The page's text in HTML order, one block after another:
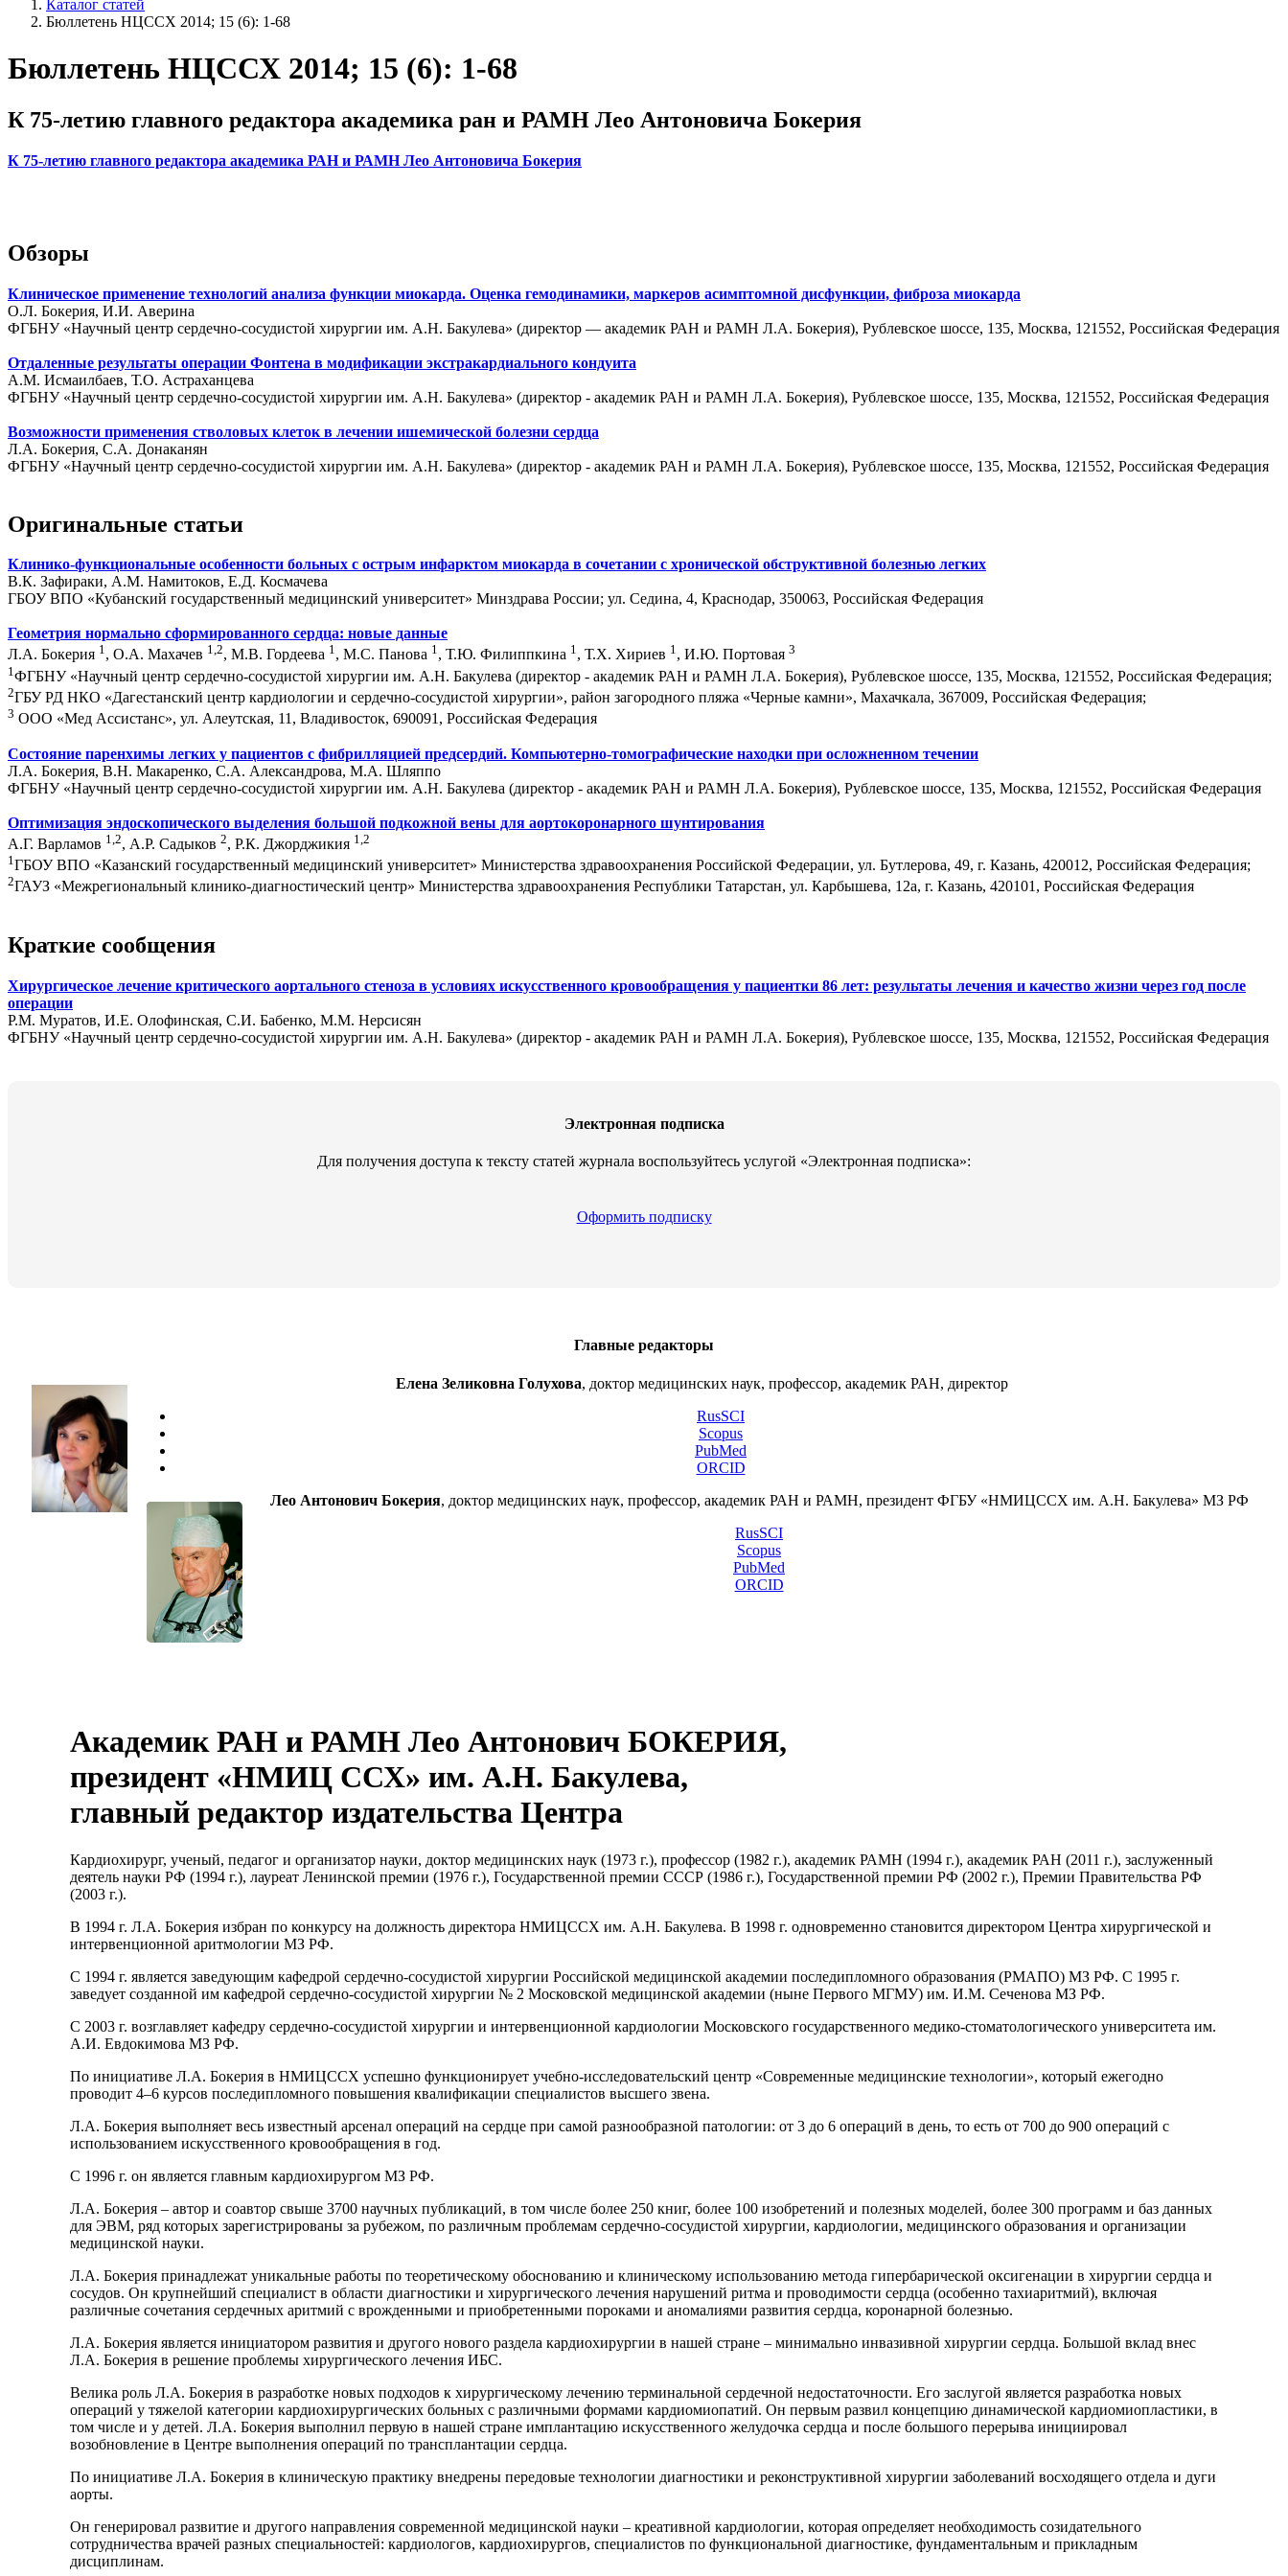
Каталог статей
Бюллетень НЦССХ 2014; 15 (6): 1-68
Бюллетень НЦССХ 2014; 15 (6): 1-68
К 75-летию главного редактора академика ран и РАМН Лео Антоновича Бокерия
К 75-летию главного редактора академика РАН и РАМН Лео Антоновича Бокерия
Обзоры
Клиническое применение технологий анализа функции миокарда. Оценка гемодинамики, маркеров асимптомной дисфункции, фиброза миокарда
О.Л. Бокерия, И.И. Аверина
ФГБНУ «Научный центр сердечно-сосудистой хирургии им. А.Н. Бакулева» (директор — академик РАН и РАМН Л.А. Бокерия), Рублевское шоссе, 135, Москва, 121552, Российская Федерация
Отдаленные результаты операции Фонтена в модификации экстракардиального кондуита
А.М. Исмаилбаев, Т.О. Астраханцева
ФГБНУ «Научный центр сердечно-сосудистой хирургии им. А.Н. Бакулева» (директор - академик РАН и РАМН Л.А. Бокерия), Рублевское шоссе, 135, Москва, 121552, Российская Федерация
Возможности применения стволовых клеток в лечении ишемической болезни сердца
Л.А. Бокерия, С.А. Донаканян
ФГБНУ «Научный центр сердечно-сосудистой хирургии им. А.Н. Бакулева» (директор - академик РАН и РАМН Л.А. Бокерия), Рублевское шоссе, 135, Москва, 121552, Российская Федерация
Оригинальные статьи
Клинико-функциональные особенности больных с острым инфарктом миокарда в сочетании с хронической обструктивной болезнью легких
В.К. Зафираки, А.М. Намитоков, Е.Д. Космачева
ГБОУ ВПО «Кубанский государственный медицинский университет» Минздрава России; ул. Седина, 4, Краснодар, 350063, Российская Федерация
Геометрия нормально сформированного сердца: новые данные
Л.А. Бокерия 1, О.А. Махачев 1,2, М.В. Гордеева 1, М.С. Панова 1, Т.Ю. Филиппкина 1, Т.Х. Хириев 1, И.Ю. Портовая 3
1 ФГБНУ «Научный центр сердечно-сосудистой хирургии им. А.Н. Бакулева (директор - академик РАН и РАМН Л.А. Бокерия), Рублевское шоссе, 135, Москва, 121552, Российская Федерация;
2ГБУ РД НКО «Дагестанский центр кардиологии и сердечно-сосудистой хирургии», район загородного пляжа «Черные камни», Махачкала, 367009, Российская Федерация;
3 ООО «Мед Ассистанс», ул. Алеутская, 11, Владивосток, 690091, Российская Федерация
Состояние паренхимы легких у пациентов с фибрилляцией предсердий. Компьютерно-томографические находки при осложненном течении
Л.А. Бокерия, В.Н. Макаренко, С.А. Александрова, М.А. Шляппо
ФГБНУ «Научный центр сердечно-сосудистой хирургии им. А.Н. Бакулева (директор - академик РАН и РАМН Л.А. Бокерия), Рублевское шоссе, 135, Москва, 121552, Российская Федерация
Оптимизация эндоскопического выделения большой подкожной вены для аортокоронарного шунтирования
А.Г. Варламов 1,2, А.Р. Садыков 2, Р.К. Джорджикия 1,2
1ГБОУ ВПО «Казанский государственный медицинский университет» Министерства здравоохранения Российской Федерации, ул. Бутлерова, 49, г. Казань, 420012, Российская Федерация;
2ГАУЗ «Межрегиональный клинико-диагностический центр» Министерства здравоохранения Республики Татарстан, ул. Карбышева, 12а, г. Казань, 420101, Российская Федерация
Краткие сообщения
Хирургическое лечение критического аортального стеноза в условиях искусственного кровообращения у пациентки 86 лет: результаты лечения и качество жизни через год после
операции
Р.М. Муратов, И.Е. Олофинская, С.И. Бабенко, М.М. Нерсисян
ФГБНУ «Научный центр сердечно-сосудистой хирургии им. А.Н. Бакулева» (директор - академик РАН и РАМН Л.А. Бокерия), Рублевское шоссе, 135, Москва, 121552, Российская Федерация
Электронная подписка
Для получения доступа к тексту статей журнала воспользуйтесь услугой «Электронная подписка»:
Оформить подписку
Главные редакторы
Елена Зеликовна Голухова, доктор медицинских наук, профессор, академик РАН, директор
RusSCI
Scopus
PubMed
ORCID
Лео Антонович Бокерия, доктор медицинских наук, профессор, академик РАН и РАМН, президент ФГБУ «НМИЦССХ им. А.Н. Бакулева» МЗ РФ
RusSCI
Scopus
PubMed
ORCID
Академик РАН и РАМН Лео Антонович БОКЕРИЯ,
президент «НМИЦ ССХ» им. А.Н. Бакулева,
главный редактор издательства Центра
Кардиохирург, ученый, педагог и организатор науки, доктор медицинских наук (1973 г.), профессор (1982 г.), академик РАМН (1994 г.), академик РАН (2011 г.), заслуженный
деятель науки РФ (1994 г.), лауреат Ленинской премии (1976 г.), Государственной премии СССР (1986 г.), Государственной премии РФ (2002 г.), Премии Правительства РФ
(2003 г.).
В 1994 г. Л.А. Бокерия избран по конкурсу на должность директора НМИЦССХ им. А.Н. Бакулева. В 1998 г. одновременно становится директором Центра хирургической и
интервенционной аритмологии МЗ РФ.
С 1994 г. является заведующим кафедрой сердечно-сосудистой хирургии Российской медицинской академии последипломного образования (РМАПО) МЗ РФ. С 1995 г.
заведует созданной им кафедрой сердечно-сосудистой хирургии № 2 Московской медицинской академии (ныне Первого МГМУ) им. И.М. Сеченова МЗ РФ.
С 2003 г. возглавляет кафедру сердечно-сосудистой хирургии и интервенционной кардиологии Московского государственного медико-стоматологического университета им.
А.И. Евдокимова МЗ РФ.
По инициативе Л.А. Бокерия в НМИЦССХ успешно функционирует учебно-исследовательский центр «Современные медицинские технологии», который ежегодно
проводит 4–6 курсов последипломного повышения квалификации специалистов высшего звена.
Л.А. Бокерия выполняет весь известный арсенал операций на сердце при самой разнообразной патологии: от 3 до 6 операций в день, то есть от 700 до 900 операций с
использованием искусственного кровообращения в год.
С 1996 г. он является главным кардиохирургом МЗ РФ.
Л.А. Бокерия – автор и соавтор свыше 3700 научных публикаций, в том числе более 250 книг, более 100 изобретений и полезных моделей, более 300 программ и баз данных
для ЭВМ, ряд которых зарегистрированы за рубежом, по различным проблемам сердечно-сосудистой хирургии, кардиологии, медицинского образования и организации
медицинской науки.
Л.А. Бокерия принадлежат уникальные работы по теоретическому обоснованию и клиническому использованию метода гипербарической оксигенации в хирургии сердца и
сосудов. Он крупнейший специалист в области диагностики и хирургического лечения нарушений ритма и проводимости сердца (особенно тахиаритмий), включая
различные сочетания сердечных аритмий с врожденными и приобретенными пороками и аномалиями развития сердца, коронарной болезнью.
Л.А. Бокерия является инициатором развития и другого нового раздела кардиохирургии в нашей стране – минимально инвазивной хирургии сердца. Большой вклад внес
Л.А. Бокерия в решение проблемы хирургического лечения ИБС.
Велика роль Л.А. Бокерия в разработке новых подходов к хирургическому лечению терминальной сердечной недостаточности. Его заслугой является разработка новых
операций у тяжелой категории кардиохирургических больных с различными формами кардиомиопатий. Он первым развил концепцию динамической кардиомиопластики, в
том числе и у детей. Л.А. Бокерия выполнил первую в нашей стране имплантацию искусственного желудочка сердца и после большого перерыва инициировал
возобновление в Центре выполнения операций по трансплантации сердца.
По инициативе Л.А. Бокерия в клиническую практику внедрены передовые технологии диагностики и реконструктивной хирургии заболеваний восходящего отдела и дуги
аорты.
Он генерировал развитие и другого направления современной медицинской науки – креативной кардиологии, которая определяет необходимость созидательного
сотрудничества врачей разных специальностей: кардиологов, кардиохирургов, специалистов по функциональной диагностике, фундаментальным и прикладным
дисциплинам.